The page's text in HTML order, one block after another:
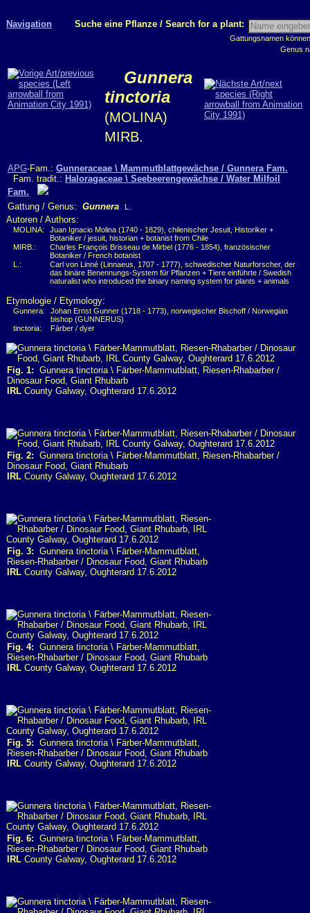
Navigation Suche eine Pflanze / Search for a plant:
Gattungsnamen
Genus
Gunnera
tinctoria
(MOLINA)
MIRB.
APG-Fam.: Gunneraceae \ Mammutblattgewächse / Gunnera Fam.
Fam. tradit.: Haloragaceae \ Seebeerengewächse / Water Milfoil
Fam.
Gattung / Genus: Gunnera L.
Autoren / Authors:
MOLINA:
Juan Ignacio Molina (1740 - 1829), chilenischer Jesuit, Historiker +
Botaniker / jesuit, historian + botanist from Chile
MIRB.:
Charles François Brisseau de Mirbel (1776 - 1854), französischer
Botaniker / French botanist
L.:
Carl von Linné (Linnaeus, 1707 - 1777), schwedischer Naturforscher, der
das binäre Benennungs-System für Pflanzen + Tiere einführte / Swedish
naturalist who introduced the binary naming system for plants + animals
Etymologie / Etymology:
Gunnera:
Johan Ernst Gunner (1718 - 1773), norwegischer Bischoff / Norwegian
bishop (GUNNERUS)
tinctoria:
Färber / dyer
Fig. 1: Gunnera tinctoria \ Färber-Mammutblatt, Riesen-Rhabarber /
Dinosaur Food, Giant Rhubarb
IRL County Galway, Oughterard 17.6.2012
Fig. 2: Gunnera tinctoria \ Färber-Mammutblatt, Riesen-Rhabarber /
Dinosaur Food, Giant Rhubarb
IRL County Galway, Oughterard 17.6.2012
Fig. 3: Gunnera tinctoria \ Färber-Mammutblatt,
Riesen-Rhabarber / Dinosaur Food, Giant Rhubarb
IRL County Galway, Oughterard 17.6.2012
Fig. 4: Gunnera tinctoria \ Färber-Mammutblatt,
Riesen-Rhabarber / Dinosaur Food, Giant Rhubarb
IRL County Galway, Oughterard 17.6.2012
Fig. 5: Gunnera tinctoria \ Färber-Mammutblatt,
Riesen-Rhabarber / Dinosaur Food, Giant Rhubarb
IRL County Galway, Oughterard 17.6.2012
Fig. 6: Gunnera tinctoria \ Färber-Mammutblatt,
Riesen-Rhabarber / Dinosaur Food, Giant Rhubarb
IRL County Galway, Oughterard 17.6.2012